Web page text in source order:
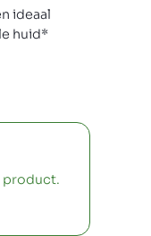
ideaal
huid*
product.